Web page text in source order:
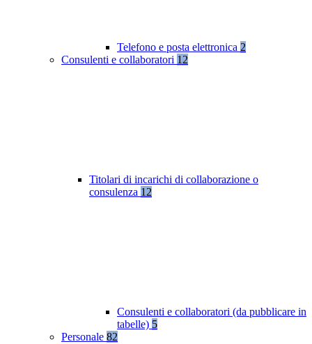
Telefono e posta elettronica 2
Consulenti e collaboratori 12
Titolari di incarichi di collaborazione o
consulenza 12
Consulenti e collaboratori (da pubblicare in
tabelle) 5
Personale 82